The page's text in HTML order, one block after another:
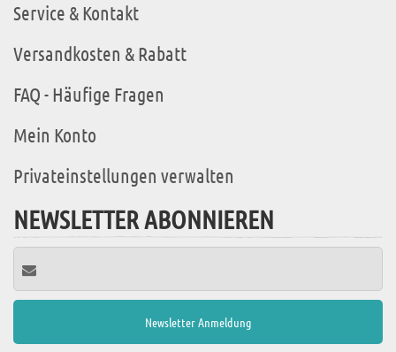
Service & Kontakt
Versandkosten & Rabatt
FAQ - Häufige Fragen
Mein Konto
Privateinstellungen verwalten
NEWSLETTER ABONNIEREN